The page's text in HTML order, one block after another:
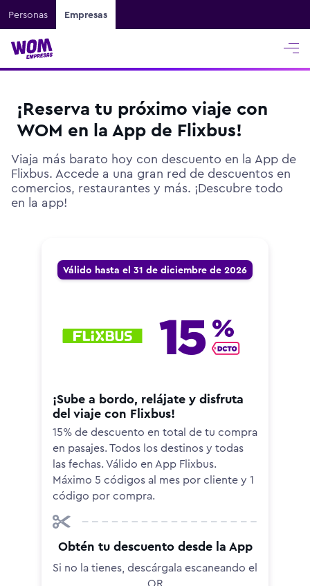
Personas Empresas
¡Reserva tu próximo viaje con
WOM en la App de Flixbus!
Viaja más barato hoy con descuento en la App de
Flixbus. Accede a una gran red de descuentos en
comercios, restaurantes y más. ¡Descubre todo
en la app!
Válido hasta el 31 de diciembre de 2026
¡Sube a bordo, relájate y disfruta
del viaje con Flixbus!
15% de descuento en total de tu compra
en pasajes. Todos los destinos y todas
las fechas. Válido en App Flixbus.
Máximo 5 códigos al mes por cliente y 1
código por compra.
Obtén tu descuento desde la App
Si no la tienes, descárgala escaneando el